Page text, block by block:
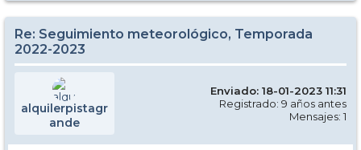
Re: Seguimiento meteorológico, Temporada
2022-2023
alquilerpistagr
ande
Enviado: 18-01-2023 11:31
Registrado: 9 años antes
Mensajes: 1